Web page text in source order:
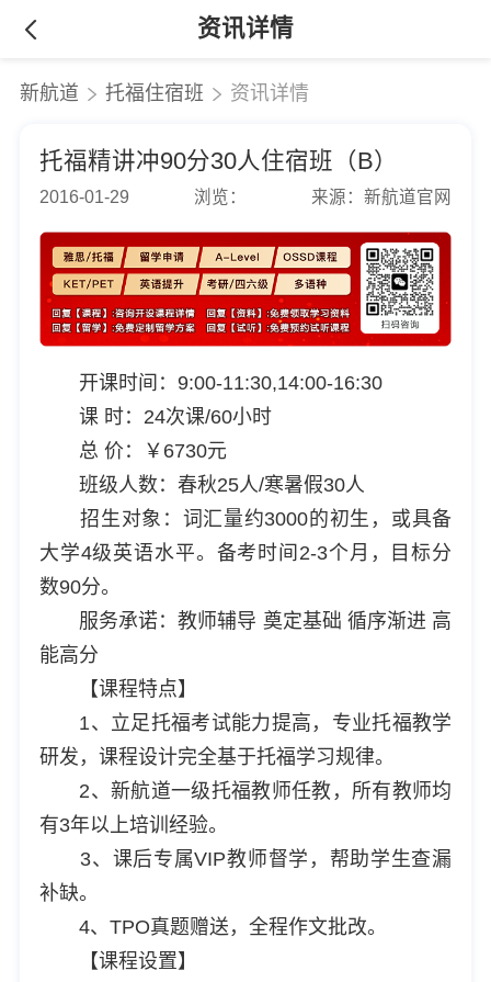
资讯详情
新航道 托福住宿班 资讯详情
托福精讲冲90分30人住宿班（B）
2016-01-29 浏览： 来源：新航道官网
开课时间：9:00-11:30,14:00-16:30
课 时：24次课/60小时
总 价：￥6730元
班级人数：春秋25人/寒暑假30人
招生对象：词汇量约3000的初生，或具备
大学4级英语水平。备考时间2-3个月，目标分
数90分。
服务承诺：教师辅导 奠定基础 循序渐进 高
能高分
【课程特点】
1、立足托福考试能力提高，专业托福教学
研发，课程设计完全基于托福学习规律。
2、新航道一级托福教师任教，所有教师均
有3年以上培训经验。
3、课后专属VIP教师督学，帮助学生查漏
补缺。
4、TPO真题赠送，全程作文批改。
【课程设置】